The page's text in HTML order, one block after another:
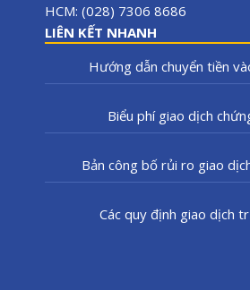
HCM: (028) 7306 8686
LIÊN KẾT NHANH
Hướng dẫn chuyển tiền
Biểu phí giao dịch
Bản công bố rủi ro giao
Các quy định giao dịch